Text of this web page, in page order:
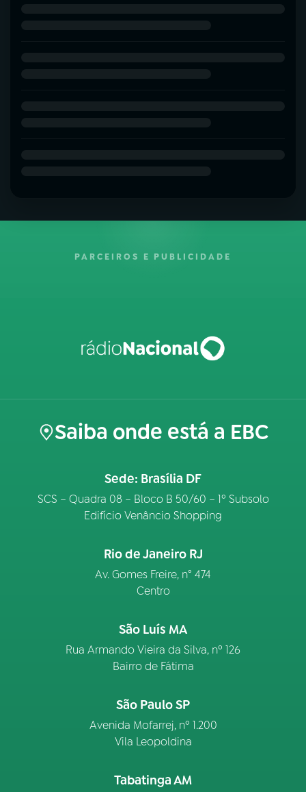
PARCEIROS E PUBLICIDADE
Saiba onde está a EBC
Sede: Brasília DF
SCS – Quadra 08 – Bloco B 50/60 – 1º Subsolo
Edifício Venâncio Shopping
Rio de Janeiro RJ
Av. Gomes Freire, n° 474
Centro
São Luís MA
Rua Armando Vieira da Silva, nº 126
Bairro de Fátima
São Paulo SP
Avenida Mofarrej, nº 1.200
Vila Leopoldina
Tabatinga AM